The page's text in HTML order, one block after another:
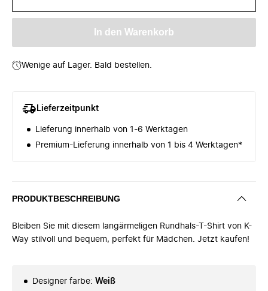
In den Warenkorb
Wenige auf Lager. Bald bestellen.
Lieferzeitpunkt
Lieferung innerhalb von 1-6 Werktagen
Premium-Lieferung innerhalb von 1 bis 4 Werktagen*
PRODUKTBESCHREIBUNG
Bleiben Sie mit diesem langärmeligen Rundhals-T-Shirt von K-
Way stilvoll und bequem, perfekt für Mädchen. Jetzt kaufen!
Designer farbe: Weiß